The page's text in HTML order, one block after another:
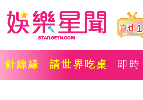
1
針線緣 請世界吃桌 即時